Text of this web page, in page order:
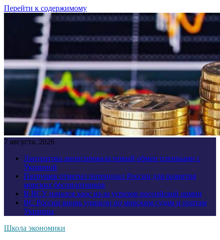
Перейти к содержимому
7 августа, 2026
Лантратова анонсировала новый обмен пленными с
Украиной
Патрушев отметил потенциал России для развития
морских беспилотников
В ВСУ начался хаос из-за успехов российской армии
ВС России вновь ударили по морским судам и портам
Украины
Школа экономики